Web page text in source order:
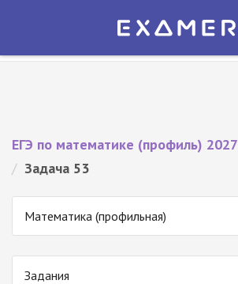
Экзамер — ЕГЭ 2027
ЕГЭ по математике (профиль) 2027
/ Задача 53
Математика (профильная)
Задания